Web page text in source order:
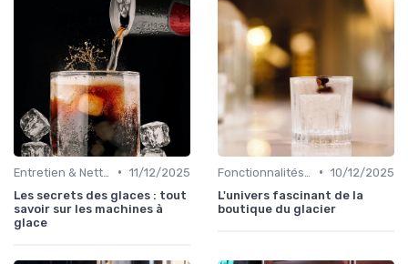
• 11/12/2025
Les secrets des glaces : tout
savoir sur les machines à
glace
• 10/12/2025
L'univers fascinant de la
boutique du glacier